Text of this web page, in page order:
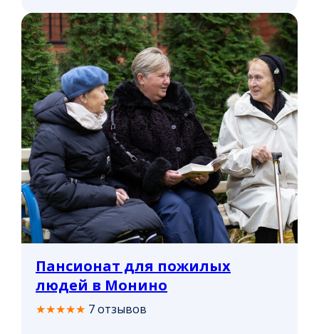
Пансионат для пожилых
людей в Монино
★★★★★ 7 отзывов